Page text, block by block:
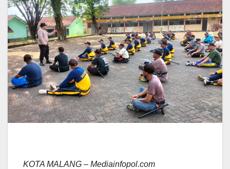
KOTA MALANG – Mediainfopol.com